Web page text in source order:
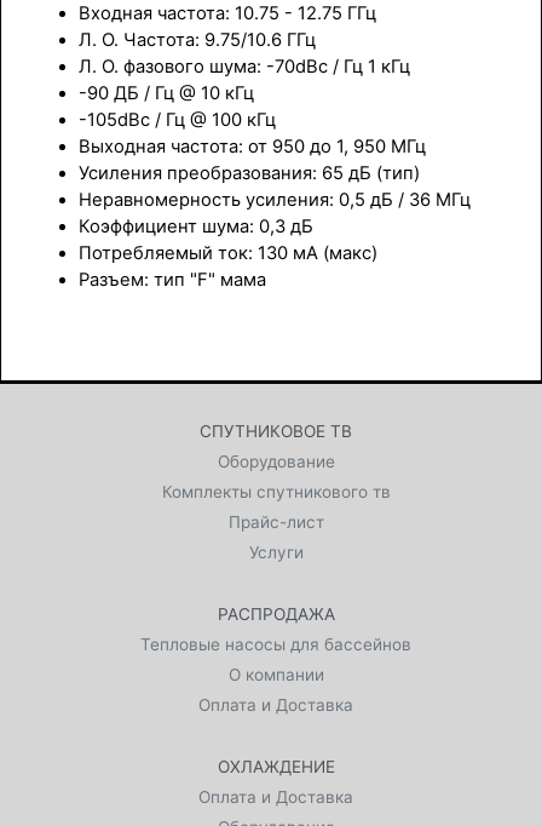
Входная частота: 10.75 - 12.75 ГГц
Л. О. Частота: 9.75/10.6 ГГц
Л. О. фазового шума: -70dBc / Гц 1 кГц
-90 ДБ / Гц @ 10 кГц
-105dBc / Гц @ 100 кГц
Выходная частота: от 950 до 1, 950 МГц
Усиления преобразования: 65 дБ (тип)
Неравномерность усиления: 0,5 дБ / 36 МГц
Коэффициент шума: 0,3 дБ
Потребляемый ток: 130 мА (макс)
Разъем: тип "F" мама
СПУТНИКОВОЕ ТВ
Оборудование
Комплекты спутникового тв
Прайс-лист
Услуги
РАСПРОДАЖА
Тепловые насосы для бассейнов
О компании
Оплата и Доставка
ОХЛАЖДЕНИЕ
Оплата и Доставка